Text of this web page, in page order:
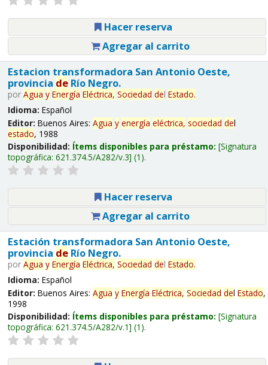
Hacer reserva
Agregar al carrito
Estacion transformadora San Antonio Oeste,
provincia deRío Negro.
por Agua y Energía Eléctrica, Sociedad del Estado.
Idioma: Español
Editor: Buenos Aires: Agua y energía eléctrica, sociedad del
estado, 1988
Disponibilidad: Ítems disponibles para préstamo: Signatura
topográfica: 621.374.5/A282/v.3 (1).
Hacer reserva
Agregar al carrito
Estación transformadora San Antonio Oeste,
provincia deRío Negro.
por Agua y Energía Eléctrica, Sociedad del Estado.
Idioma: Español
Editor: Buenos Aires: Agua y Energía Eléctrica, Sociedad del Estado,
1998
Disponibilidad: Ítems disponibles para préstamo: Signatura
topográfica: 621.374.5/A282/v.1 (1).